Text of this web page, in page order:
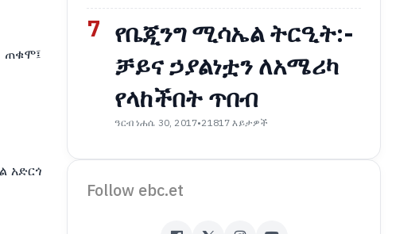
ጠቁሞ፤
አድርጎ
7 የቤጂንግ ሚሳኤል ትርዒት:-
ቻይና ኃያልነቷን ለአሜሪካ
የላከችበት ጥበብ
ዓርብ ነሐሴ 30, 2017•21817 እይታዎች
Follow ebc.et